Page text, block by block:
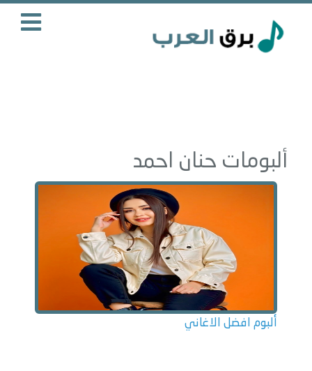
ألبومات حنان احمد
ألبوم افضل الاغاني